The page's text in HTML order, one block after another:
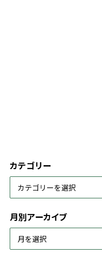
カテゴリー
月別アーカイブ